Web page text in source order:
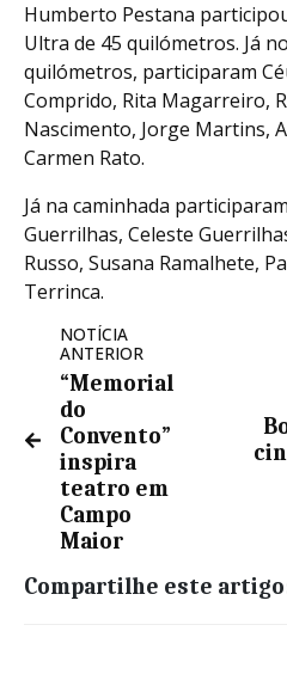
Humberto Pestana
Ultra de 45 quilómetros. Já
quilómetros, participaram
Comprido, Rita Magarreiro,
Nascimento, Jorge Martins,
Carmen Rato.
Já na caminhada
Guerrilhas, Celeste
Russo, Susana Ramalhete,
Terrinca.
NOTÍCIA
ANTERIOR
“Memorial
do
Convento”
inspira
teatro em
Campo
Maior
Compartilhe este